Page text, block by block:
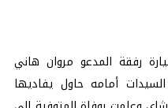
رفقة المدعو مروان هاني
أمامه حاول يفاديها